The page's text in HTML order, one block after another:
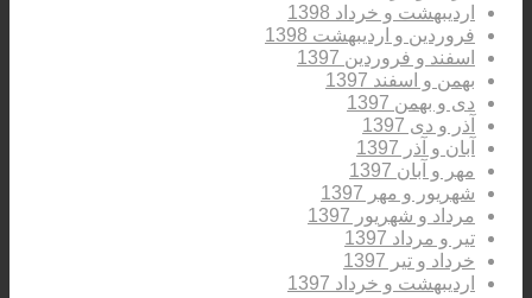
اردیبهشت و خرداد 1398
فروردین و اردیبهشت 1398
اسفند و فروردین 1397
بهمن و اسفند 1397
دی و بهمن 1397
آذر و دی 1397
آبان و آذر 1397
مهر و آبان 1397
شهریور و مهر 1397
مرداد و شهریور 1397
تیر و مرداد 1397
خرداد و تیر 1397
اردیبهشت و خرداد 1397